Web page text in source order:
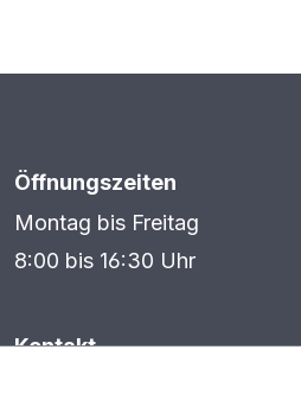
Öffnungszeiten
Montag bis Freitag
8:00 bis 16:30 Uhr
Kontakt